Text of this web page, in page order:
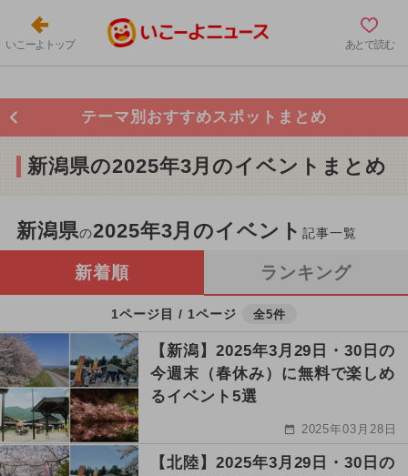
いこーよトップ あとで読む
テーマ別おすすめスポットまとめ
新潟県の2025年3月のイベントまとめ
新潟県の2025年3月のイベント記事一覧
新着順 ランキング
1ページ目 / 1ページ 全5件
【新潟】2025年3月29日・30日の
今週末（春休み）に無料で楽しめ
るイベント5選
2025年03月28日
【北陸】2025年3月29日・30日の